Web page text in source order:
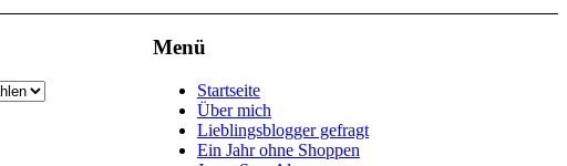
Menü
Startseite
Über mich
Lieblingsblogger gefragt
Ein Jahr ohne Shoppen